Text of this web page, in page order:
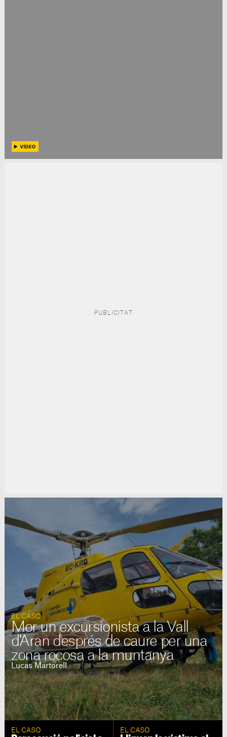
EL CASO
Mor un excursionista a la Vall
d'Aran després de caure per una
zona rocosa a la muntanya
Lucas Martorell
EL CASO EL CASO